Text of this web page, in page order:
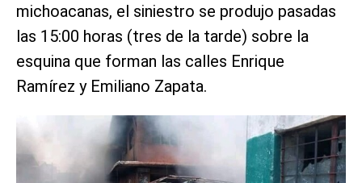
michoacanas, el siniestro se produjo pasadas
las 15:00 horas (tres de la tarde) sobre la
esquina que forman las calles Enrique
Ramírez y Emiliano Zapata.